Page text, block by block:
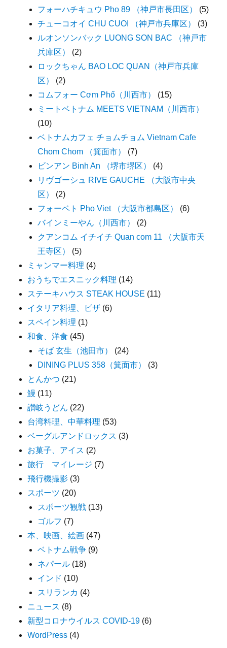
フォーハチキュウ Pho 89 （神戸市長田区）
(5)
チューコオイ CHU CUOI （神戸市兵庫区）
(3)
ルオンソンバック LUONG SON BAC （神戸市
兵庫区）
(2)
ロックちゃん BAO LOC QUAN（神戸市兵庫
区）
(2)
コムフォー Cơm Phố（川西市）
(15)
ミートベトナム MEETS VIETNAM（川西市）
(10)
ベトナムカフェ チョムチョム Vietnam Cafe
Chom Chom （箕面市）
(7)
ビンアン Binh An （堺市堺区）
(4)
リヴゴーシュ RIVE GAUCHE （大阪市中央
区）
(2)
フォーベト Pho Viet （大阪市都島区）
(6)
バインミーやん（川西市）
(2)
クアンコム イチイチ Quan com 11 （大阪市天
王寺区）
(5)
ミャンマー料理 (4)
おうちでエスニック料理 (14)
ステーキハウス STEAK HOUSE (11)
イタリア料理、ピザ (6)
スペイン料理 (1)
和食、洋食 (45)
そば 玄生（池田市）
(24)
DINING PLUS 358（箕面市）
(3)
とんかつ (21)
鰻 (11)
讃岐うどん (22)
台湾料理、中華料理 (53)
ベーグルアンドロックス (3)
お菓子、アイス (2)
旅行 マイレージ (7)
飛行機撮影 (3)
スポーツ (20)
スポーツ観戦 (13)
ゴルフ (7)
本、映画、絵画 (47)
ベトナム戦争 (9)
ネパール (18)
インド (10)
スリランカ (4)
ニュース (8)
新型コロナウイルス COVID-19 (6)
WordPress (4)